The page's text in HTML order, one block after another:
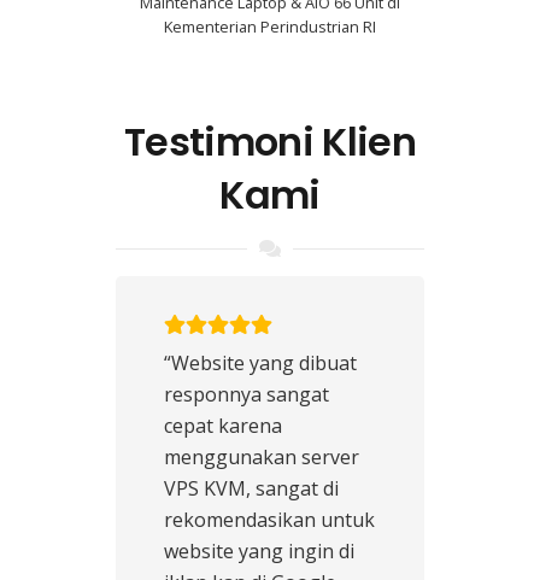
Kementerian Perindustrian RI
Testimoni Klien
Kami
“Website yang dibuat
responnya sangat
cepat karena
menggunakan server
VPS KVM, sangat di
rekomendasikan untuk
website yang ingin di